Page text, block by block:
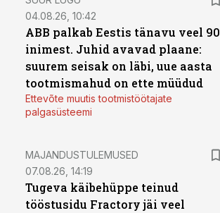
04.08.26, 10:42
ABB palkab Eestis tänavu veel 90
inimest. Juhid avavad plaane:
suurem seisak on läbi, uue aasta
tootmismahud on ette müüdud
Ettevõte muutis tootmistöötajate
palgasüsteemi
MAJANDUSTULEMUSED
07.08.26, 14:19
Tugeva käibehüppe teinud
tööstusidu Fractory jäi veel